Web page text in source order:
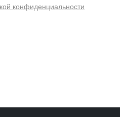
конфиденциальности